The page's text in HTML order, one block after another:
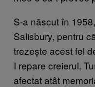
S-a născut în
Salisbury, pentru
trezește acest fel
I repare creierul.
afectat atât